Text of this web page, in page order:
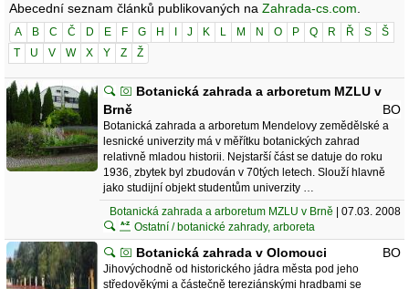
Abecední seznam článků publikovaných na Zahrada-cs.com
A B C Č D E F G H J K L M N O P Q R Ř S
Š
T
U V W X Y Z Ž
Botanická zahrada a arboretum MZLU v
Brně
BO
Botanická zahrada a arboretum Mendelovy zemědělské a
lesnické univerzity má v měřítku botanických zahrad
relativně mladou historii. Nejstarší část se datuje do roku
1936, zbytek byl zbudován v 70tých letech. Slouží hlavně
jako studijní objekt studentům univerzity …
Botanická zahrada a arboretum MZLU v Brně | 07.03. 2008
Ostatní / botanické zahrady, arboreta
Botanická zahrada v Olomouci BO
Jihovýchodně od historického jádra města pod jeho
středověkými a částečně tereziánskými hradbami se